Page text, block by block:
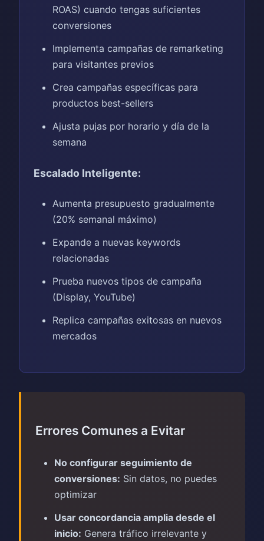
ROAS) cuando tengas suficientes
conversiones
Implementa campañas de remarketing
para visitantes previos
Crea campañas específicas para
productos best-sellers
Ajusta pujas por horario y día de la
semana
Escalado Inteligente:
Aumenta presupuesto gradualmente
(20% semanal máximo)
Expande a nuevas keywords
relacionadas
Prueba nuevos tipos de campaña
(Display, YouTube)
Replica campañas exitosas en nuevos
mercados
Errores Comunes a Evitar
No configurar seguimiento de
conversiones: Sin datos, no puedes
optimizar
Usar concordancia amplia desde el
inicio: Genera tráfico irrelevante y